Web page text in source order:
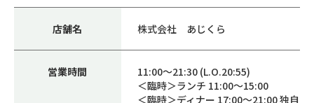
店舗名 株式会社 あじくら
営業時間
11:00～21:30 (L.O.20:55)
＜臨時＞ランチ 11:00～15:00
＜臨時＞ディナー 17:00～21:00 独自